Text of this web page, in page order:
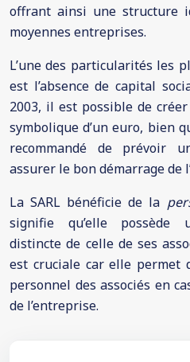
offrant ainsi une structure
moyennes entreprises.
L’une des particularités les
est l’absence de capital
2003, il est possible de
symbolique d’un euro, bien
recommandé de prévoir
assurer le bon démarrage de
La SARL bénéficie de la
signifie qu’elle possède
distincte de celle de ses
est cruciale car elle permet
personnel des associés en
de l’entreprise.